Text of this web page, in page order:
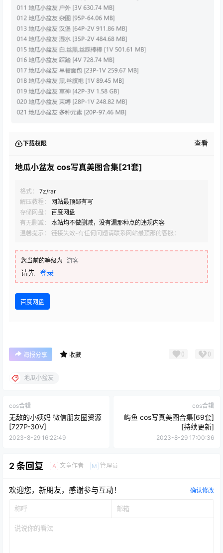
下载权限 查看
地瓜小盆友 cos写真美图合集[21套]
格式：
7z/rar
解压教程：
网站最顶部有写
存储网盘：
百度网盘
有无删减：
本站均不做删减，没有漏那种点的违规内容
温馨提示： 链接失效-有任何问题请联系网站最顶部的客服：
您当前的等级为 游客
请先 登录
百度网盘
海报分享 收藏 0 0
地瓜小盆友
cos合辑
无敌的小姨妈 微信朋友圈资源
[727P-30V]
2023-8-29 16:22:49
cos合辑
屿鱼 cos写真美图合集[69套]
[持续更新]
2023-8-29 17:00:36
2 条回复 A 文章作者 M 管理员
欢迎您，新朋友，感谢参与互动！ 确认修改